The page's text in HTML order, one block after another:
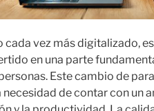
cada vez más digitalizado,
en una parte
Este cambio de
necesidad de contar con un